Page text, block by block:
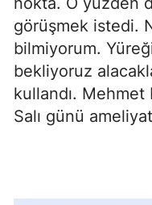
görüşmek istedi.
bilmiyorum.
bekliyoruz
kullandı. Mehmet
Salı günü